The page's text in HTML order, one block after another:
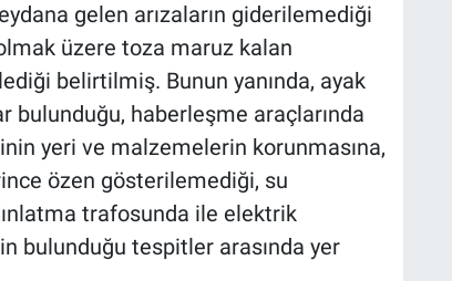
gelen arızaların giderilemediği
üzere toza maruz kalan
belirtilmiş. Bunun yanında, ayak
bulunduğu, haberleşme araçlarında
yeri ve malzemelerin korunmasına,
özen gösterilemediği, su
trafosunda ile elektrik
bulunduğu tespitler arasında yer